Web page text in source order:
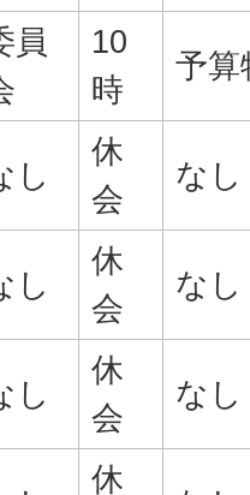
員
10
時
予算
し
休
会
なし
し
休
会
なし
し
休
会
なし
休